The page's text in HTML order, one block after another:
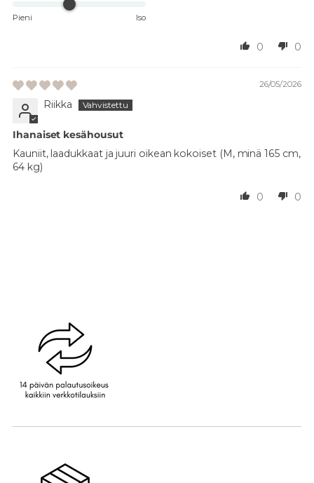
Pieni Iso
0 0
26/05/2026
Riikka
Ihanaiset kesähousut
Kauniit, laadukkaat ja juuri oikean kokoiset (M, minä 165 cm,
64 kg)
0 0